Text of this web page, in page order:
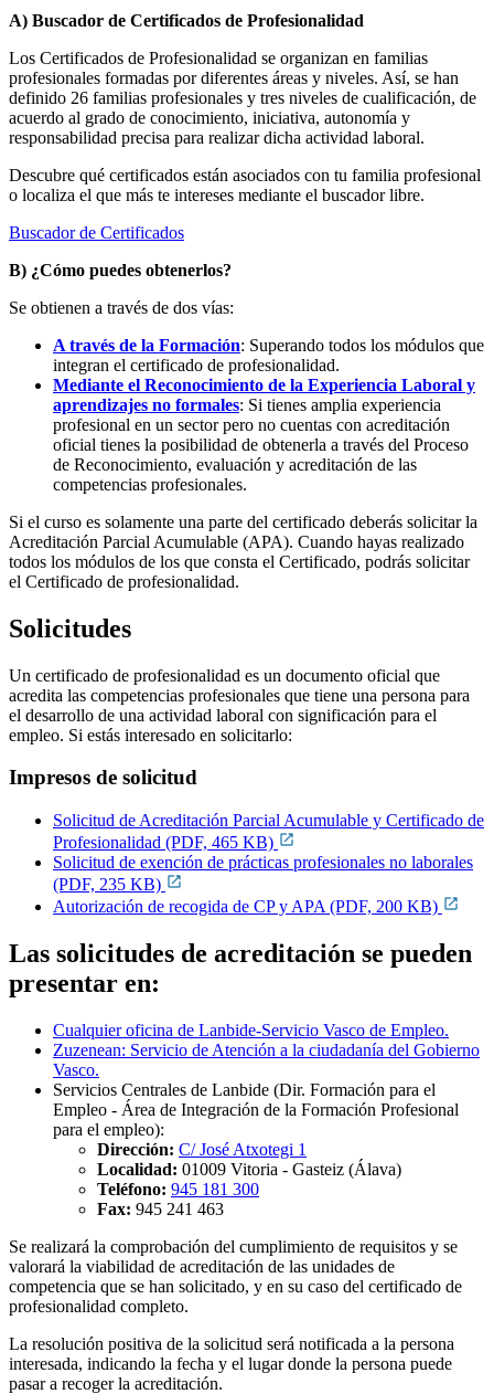
A) Buscador de Certificados de Profesionalidad
Los Certificados de Profesionalidad se organizan en familias
profesionales formadas por diferentes áreas y niveles. Así, se han
definido 26 familias profesionales y tres niveles de cualificación, de
acuerdo al grado de conocimiento, iniciativa, autonomía y
responsabilidad precisa para realizar dicha actividad laboral.
Descubre qué certificados están asociados con tu familia profesional
o localiza el que más te intereses mediante el buscador libre.
Buscador de Certificados
B) ¿Cómo puedes obtenerlos?
Se obtienen a través de dos vías:
A través de la Formación: Superando todos los módulos que
integran el certificado de profesionalidad.
Mediante el Reconocimiento de la Experiencia Laboral y
aprendizajes no formales: Si tienes amplia experiencia
profesional en un sector pero no cuentas con acreditación
oficial tienes la posibilidad de obtenerla a través del Proceso
de Reconocimiento, evaluación y acreditación de las
competencias profesionales.
Si el curso es solamente una parte del certificado deberás solicitar la
Acreditación Parcial Acumulable (APA). Cuando hayas realizado
todos los módulos de los que consta el Certificado, podrás solicitar
el Certificado de profesionalidad.
Solicitudes
Un certificado de profesionalidad es un documento oficial que
acredita las competencias profesionales que tiene una persona para
el desarrollo de una actividad laboral con significación para el
empleo. Si estás interesado en solicitarlo:
Impresos de solicitud
Solicitud de Acreditación Parcial Acumulable y Certificado de
Profesionalidad (PDF, 465 KB)
Solicitud de exención de prácticas profesionales no laborales
(PDF, 235 KB)
Autorización de recogida de CP y APA (PDF, 200 KB)
Las solicitudes de acreditación se pueden
presentar en:
Cualquier oficina de Lanbide-Servicio Vasco de Empleo.
Zuzenean: Servicio de Atención a la ciudadanía del Gobierno
Vasco.
Servicios Centrales de Lanbide (Dir. Formación para el
Empleo - Área de Integración de la Formación Profesional
para el empleo):
Dirección: C/ José Atxotegi 1
Localidad: 01009 Vitoria - Gasteiz (Álava)
Teléfono: 945 181 300
Fax: 945 241 463
Se realizará la comprobación del cumplimiento de requisitos y se
valorará la viabilidad de acreditación de las unidades de
competencia que se han solicitado, y en su caso del certificado de
profesionalidad completo.
La resolución positiva de la solicitud será notificada a la persona
interesada, indicando la fecha y el lugar donde la persona puede
pasar a recoger la acreditación.